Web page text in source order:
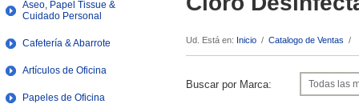
Aseo, Papel Tissue &
Cuidado Personal
Cafetería & Abarrote
Artículos de Oficina
Papeles de Oficina
Ud. Está en: Inicio / Catalogo de Ventas /
Buscar por Marca: